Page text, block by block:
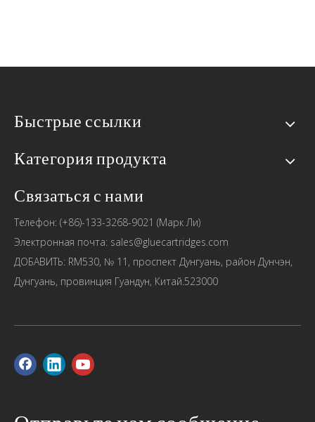
Быстрые ссылки
Категория продукта
Связаться с нами
Телефон: (+86)-133-3268-9021 (Марк Ли)
Электронная почта: sales@gluecartridges.com
ДОБАВИТЬ: RM530, № 11, проспект Дунгуань, район Дунчэн,
Дунгуань, провинция Гуандун, Китай.523000